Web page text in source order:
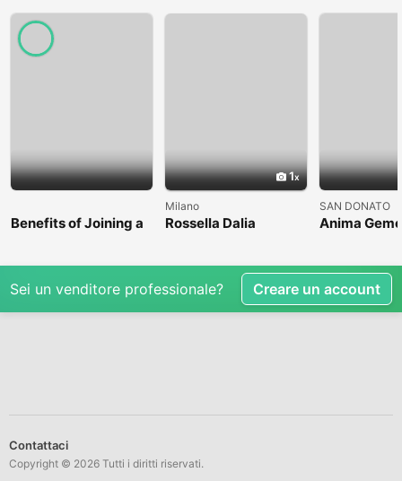
Benefits of Joining a
Professional Nasha
1
Milano
Rossella Dalia
SAN DONATO
Anima
Sei un venditore professionale? Creare un account
Contattaci
Copyright © 2026 Tutti i diritti riservati.